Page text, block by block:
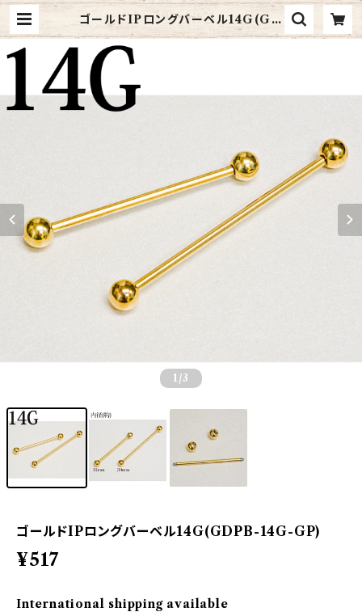
ゴールドIPロングバーベル14G(GD
PB-14G-GP) | 4ages
1 /3
ゴールドIPロングバーベル14G(GDPB-14G-GP)
¥517
International shipping available